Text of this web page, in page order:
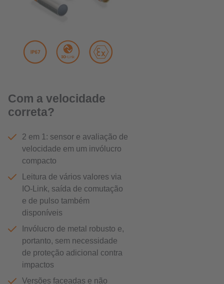
Com a velocidade
correta?
2 em 1: sensor e avaliação de
velocidade em um invólucro
compacto
Leitura de vários valores via
IO-Link, saída de comutação
e de pulso também
disponíveis
Invólucro de metal robusto e,
portanto, sem necessidade
de proteção adicional contra
impactos
Versões faceadas e não